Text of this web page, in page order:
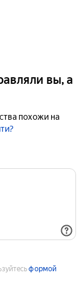
вы, а
похожи на
формой